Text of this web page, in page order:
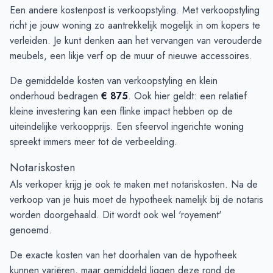
Een andere kostenpost is verkoopstyling. Met verkoopstyling
richt je jouw woning zo aantrekkelijk mogelijk in om kopers te
verleiden. Je kunt denken aan het vervangen van verouderde
meubels, een likje verf op de muur of nieuwe accessoires.
De gemiddelde kosten van verkoopstyling en klein
onderhoud bedragen € 875. Ook hier geldt: een relatief
kleine investering kan een flinke impact hebben op de
uiteindelijke verkoopprijs. Een sfeervol ingerichte woning
spreekt immers meer tot de verbeelding.
Notariskosten
Als verkoper krijg je ook te maken met notariskosten. Na de
verkoop van je huis moet de hypotheek namelijk bij de notaris
worden doorgehaald. Dit wordt ook wel 'royement'
genoemd.
De exacte kosten van het doorhalen van de hypotheek